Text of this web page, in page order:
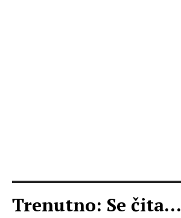
Trenutno: Se čita...